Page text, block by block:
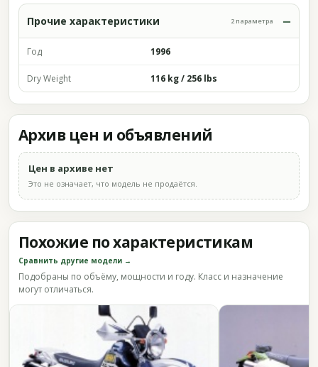
Прочие характеристики 2 параметра
Год 1996
Dry Weight 116 kg / 256 lbs
Архив цен и объявлений
Цен в архиве нет
Это не означает, что модель не продаётся.
Похожие по характеристикам
Сравнить другие модели →
Подобраны по объёму, мощности и году. Класс и назначение
могут отличаться.